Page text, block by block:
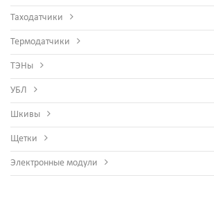
Таходатчики
Термодатчики
ТЭНы
УБЛ
Шкивы
Щетки
Электронные модули